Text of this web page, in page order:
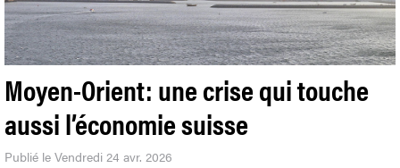
Moyen-Orient: une crise qui touche
aussi l’économie suisse
Publié le Vendredi 24 avr. 2026